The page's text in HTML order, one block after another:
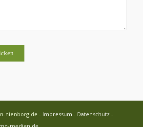
nienborg.de - Impressum - Datenschutz -